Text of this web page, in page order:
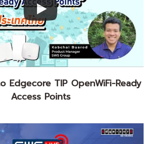
Edgecore TIP OpenWiFi-Ready
Access Points